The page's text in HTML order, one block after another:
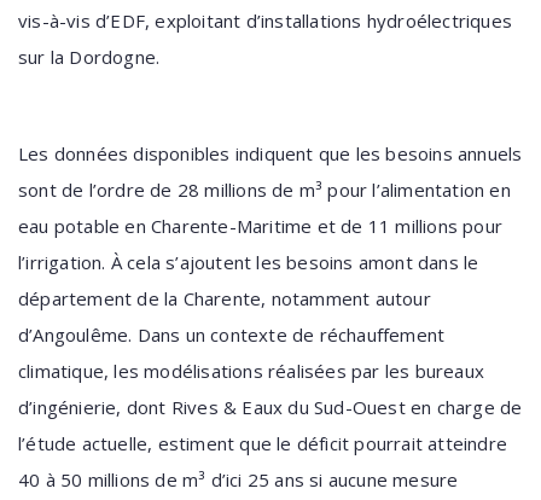
vis-à-vis d’EDF, exploitant d’installations hydroélectriques
sur la Dordogne.
Les données disponibles indiquent que les besoins annuels
sont de l’ordre de 28 millions de m³ pour l’alimentation en
eau potable en Charente-Maritime et de 11 millions pour
l’irrigation. À cela s’ajoutent les besoins amont dans le
département de la Charente, notamment autour
d’Angoulême. Dans un contexte de réchauffement
climatique, les modélisations réalisées par les bureaux
d’ingénierie, dont Rives & Eaux du Sud-Ouest en charge de
l’étude actuelle, estiment que le déficit pourrait atteindre
40 à 50 millions de m³ d’ici 25 ans si aucune mesure